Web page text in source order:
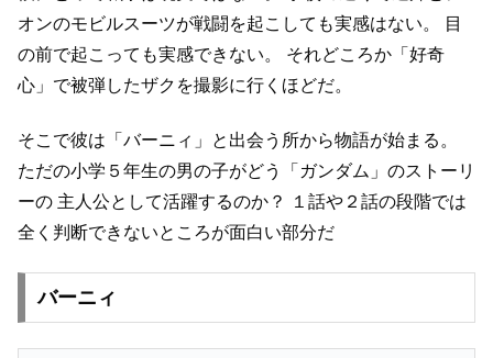
オンのモビルスーツが戦闘を起こしても実感はない。
目
の前で起こっても実感できない。
それどころか「好奇
心」で被弾したザクを撮影に行くほどだ。
そこで彼は「バーニィ」と出会う所から物語が始まる。
ただの小学５年生の男の子がどう「ガンダム」のストーリ
ーの 主人公として活躍するのか？
１話や２話の段階では
全く判断できないところが面白い部分だ
バーニィ